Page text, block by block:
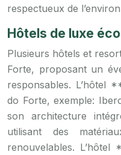
respectueux de
Hôtels de luxe
Plusieurs hôtels et
Forte, proposant un
responsables. L’hôtel
do Forte, exemple:
son architecture
utilisant des
renouvelables.